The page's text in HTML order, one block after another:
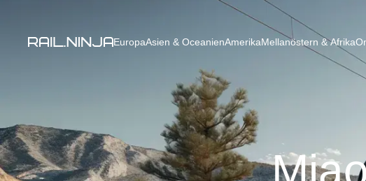
EuropaAsien & OceanienAmerikaMellanöstern & Afrika